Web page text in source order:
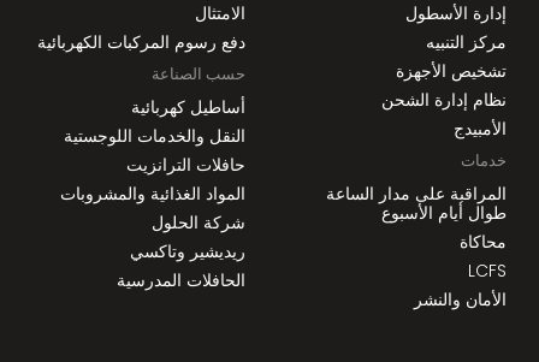
إدارة الأسطول
مركز التنبيه
تشخيص الأجهزة
نظام إدارة الشحن
الأمبيدج
خدمات
المراقبة على مدار الساعة
طوال أيام الأسبوع
محاكاة
LCFS
الأمان والنشر
الامتثال
دفع رسوم المركبات الكهربائية
حسب الصناعة
أساطيل كهربائية
النقل والخدمات اللوجستية
حافلات الترانزيت
المواد الغذائية والمشروبات
شركة الحلول
ريديشير وتاكسي
الحافلات المدرسية